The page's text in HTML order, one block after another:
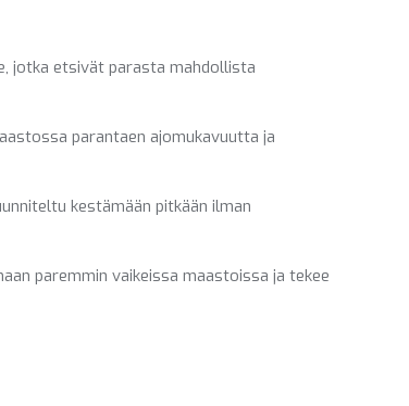
jotka etsivät parasta mahdollista
parantaen ajomukavuutta ja
kestämään pitkään ilman
paremmin vaikeissa maastoissa ja tekee